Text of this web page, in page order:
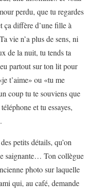
perdu, que tu regardes
ça diffère d’une fille à
vie n’a plus de sens, ni
de la nuit, tu tends ta
partout sur ton lit pour
t’aime» ou «tu me
coup tu te souviens que
et tu essayes,
petits détails, qu’on
saignante… Ton collègue
photo sur laquelle
qui, au café, demande